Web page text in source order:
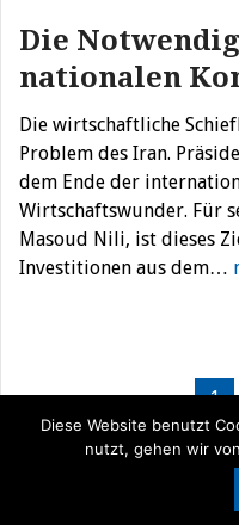
Die
nationalen
Die wirtschaftliche
Problem des Iran.
dem Ende der
Wirtschaftswunder. Für
Masoud Nili, ist dieses
Investitionen aus dem…
der
Beiträge
1
Diese Website benutzt
nutzt, gehen wir